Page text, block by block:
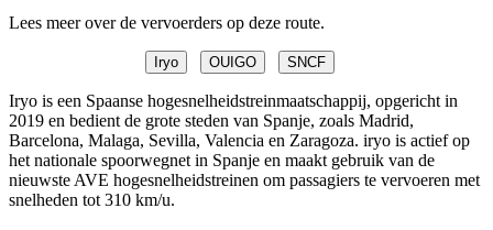
Lees meer over de vervoerders op deze route.
Iryo OUIGO SNCF
Iryo is een Spaanse hogesnelheidstreinmaatschappij, opgericht in
2019 en bedient de grote steden van Spanje, zoals Madrid,
Barcelona, Malaga, Sevilla, Valencia en Zaragoza. iryo is actief op
het nationale spoorwegnet in Spanje en maakt gebruik van de
nieuwste AVE hogesnelheidstreinen om passagiers te vervoeren met
snelheden tot 310 km/u.